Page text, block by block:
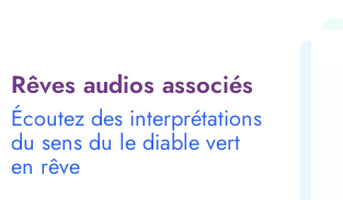
Rêves audios associés
Écoutez des interprétations
du sens du le diable vert
en rêve